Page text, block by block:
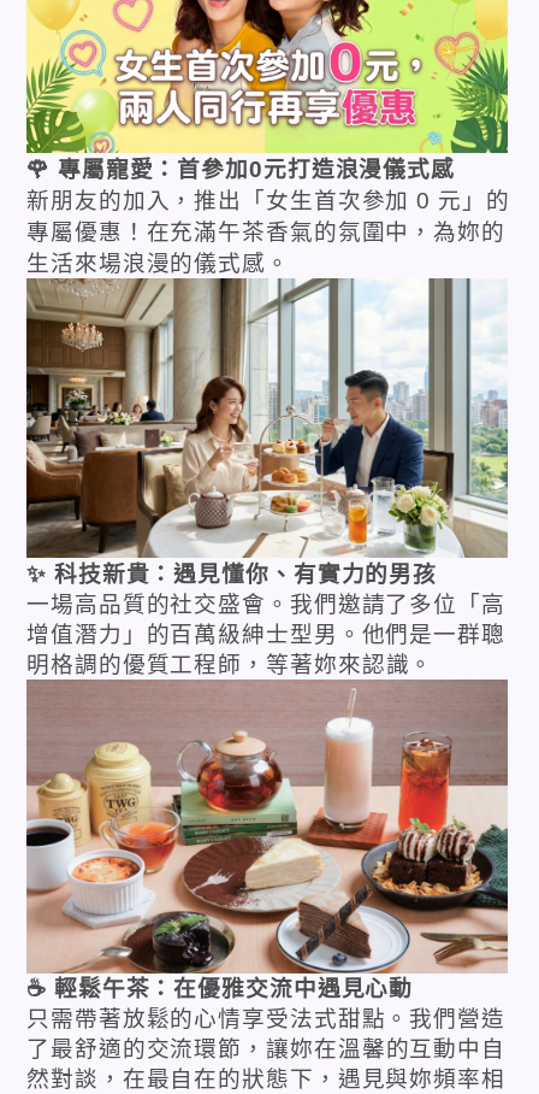
🌹 專屬寵愛：首參加0元打造浪漫儀式感
新朋友的加入，推出「女生首次參加 0 元」的
專屬優惠！在充滿午茶香氣的氛圍中，為妳的
生活來場浪漫的儀式感。
✨ 科技新貴：遇見懂你、有實力的男孩
一場高品質的社交盛會。我們邀請了多位「高
增值潛力」的百萬級紳士型男。他們是一群聰
明格調的優質工程師， 等著妳來認識。
☕ 輕鬆午茶：在優雅交流中遇見心動
只需帶著放鬆的心情享受法式甜點。我們營造
了最舒適的交流環節 ，讓妳在溫馨的互動中自
然對談，在最自在的狀態下，遇見與妳頻率相